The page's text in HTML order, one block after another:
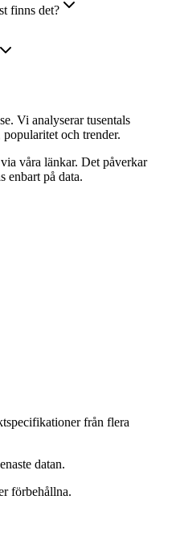
finns det?
Vi analyserar tusentals
och trender.
våra länkar. Det påverkar
enbart på data.
från flera
datan.
förbehållna.